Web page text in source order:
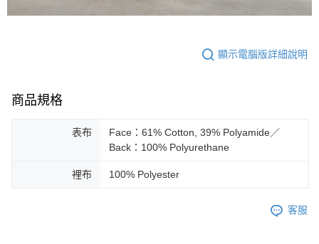
顯示電腦版詳細說明
商品規格
表布
Face：61% Cotton, 39% Polyamide／
Back：100% Polyurethane
裡布 100% Polyester
客服